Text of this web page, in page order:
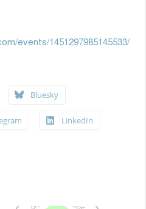
events/1451297985145533/
Bluesky
LinkedIn